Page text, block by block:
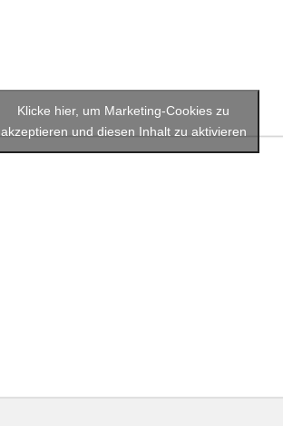
Klicke hier, um Marketing-Cookies zu
akzeptieren und diesen Inhalt zu aktivieren